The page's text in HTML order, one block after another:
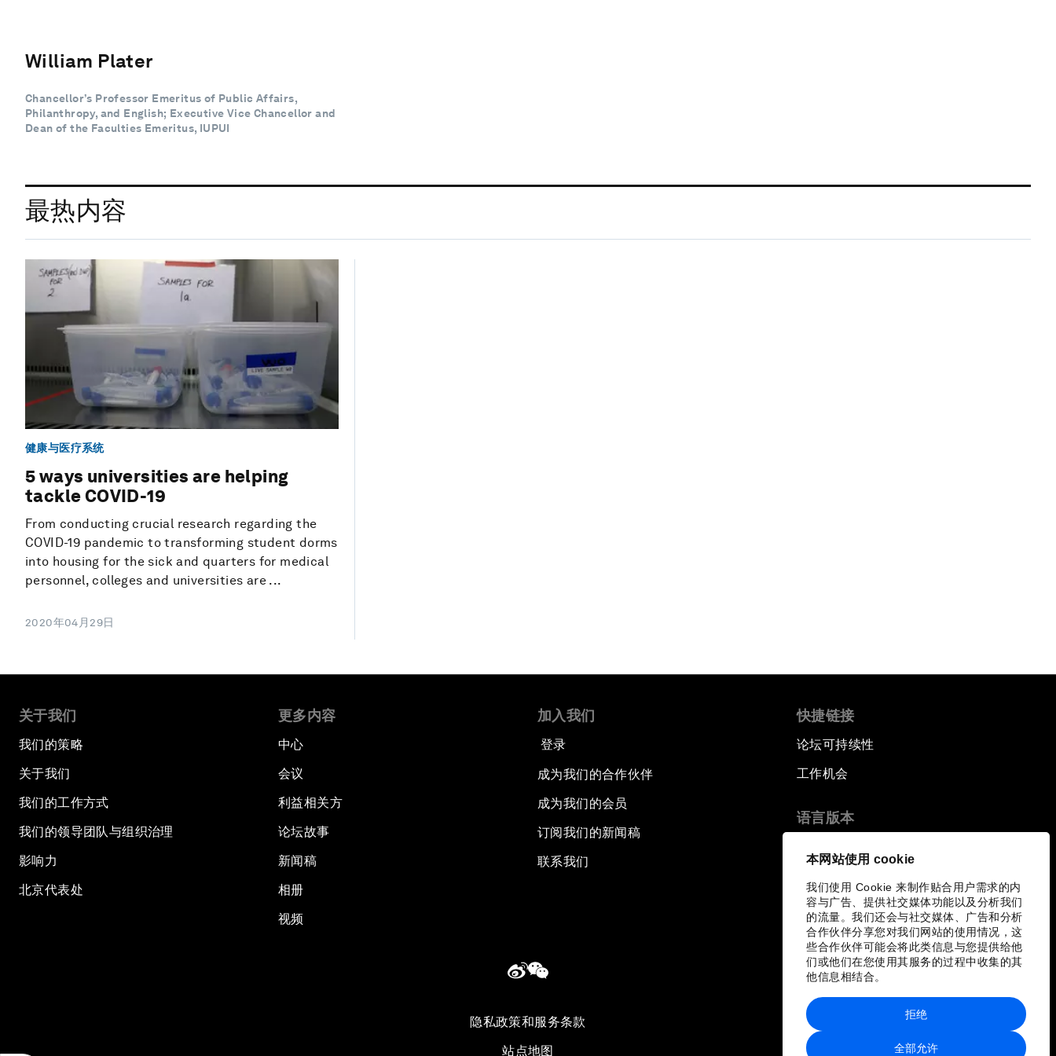
本网站使用 cookie
我们使用 Cookie 来制作贴合用户需求的内
容与广告、提供社交媒体功能以及分析我们
的流量。我们还会与社交媒体、广告和分析
合作伙伴分享您对我们网站的使用情况，这
些合作伙伴可能会将此类信息与您提供给他
们或他们在您使用其服务的过程中收集的其
他信息相结合。
全部允许
拒绝
William Plater
Chancellor’s Professor Emeritus of Public Affairs,
Philanthropy, and English; Executive Vice Chancellor and
Dean of the Faculties Emeritus, IUPUI
最热内容
健康与医疗系统
5 ways universities are helping
tackle COVID-19
From conducting crucial research regarding the
COVID-19 pandemic to transforming student dorms
into housing for the sick and quarters for medical
personnel, colleges and universities are ...
2020年04月29日
关于我们
我们的策略
关于我们
我们的工作方式
我们的领导团队与组织治理
影响力
北京代表处
更多内容
中心
会议
利益相关方
论坛故事
新闻稿
相册
视频
加入我们
登录
成为我们的合作伙伴
成为我们的会员
订阅我们的新闻稿
联系我们
快捷链接
论坛可持续性
工作机会
语言版本
隐私政策和服务条款
站点地图